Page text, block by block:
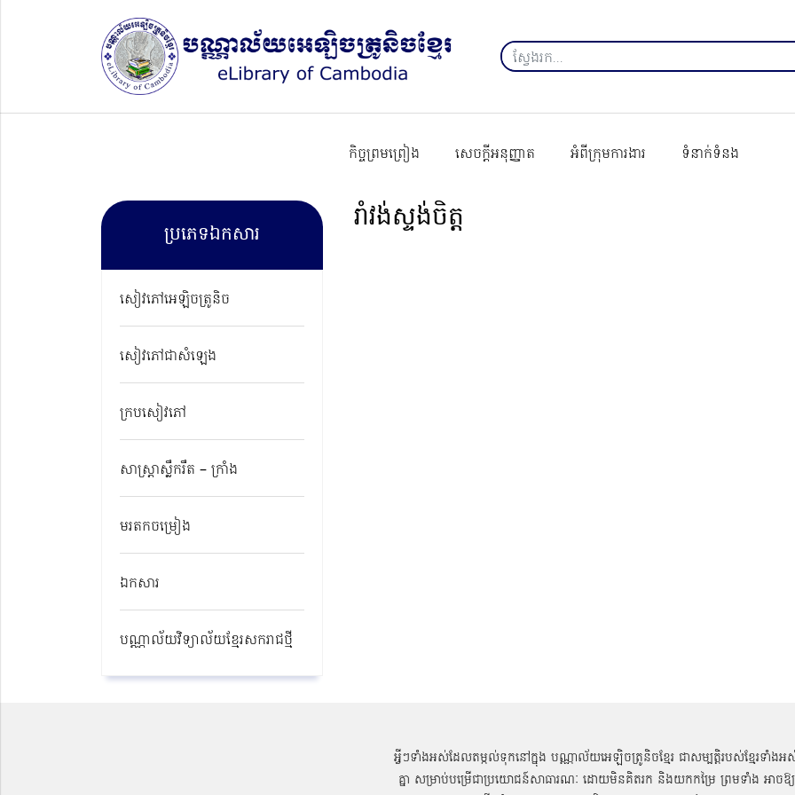
កិច្ចព្រមព្រៀង សេចក្ដីអនុញ្ញាត អំពីក្រុមការងារ ទំនាក់ទំនង
ប្រភេទឯកសារ
សៀវភៅអេឡិចត្រូនិច
សៀវភៅជាសំឡេង
ក្របសៀវភៅ
សាស្ត្រាស្លឹករឹត – ក្រាំង
មរតកចម្រៀង
ឯកសារ
បណ្ណាល័យវិទ្យាល័យខ្មែរសករាជថ្មី​
រាំវង់ស្ទង់ចិត្ត
អ្វីៗទាំងអស់ដែលតម្កល់ទុកនៅក្នុង បណ្ណាល័យអេឡិចត្រូនិចខ្មែរ ជាសម្បតិ្តរបស់ខ្មែរទាំងអ
គ្នា សម្រាប់បម្រើជាប្រយោជន៍សាធារណៈ ដោយមិនគិតរក និងយកកម្រៃ ព្រមទាំង អាចឱ្យ